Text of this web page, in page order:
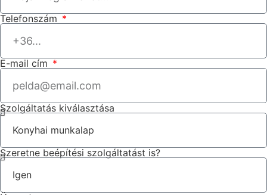
Telefonszám
E-mail cím
Szolgáltatás kiválasztása
Szeretne beépítési szolgáltatást is?